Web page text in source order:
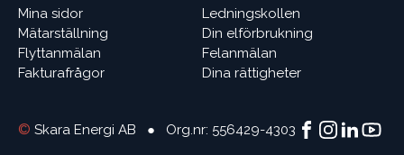
Mina sidor
Mätarställning
Flyttanmälan
Fakturafrågor
Ledningskollen
Din elförbrukning
Felanmälan
Dina rättigheter
© Skara Energi AB ● Org.nr: 556429-4303